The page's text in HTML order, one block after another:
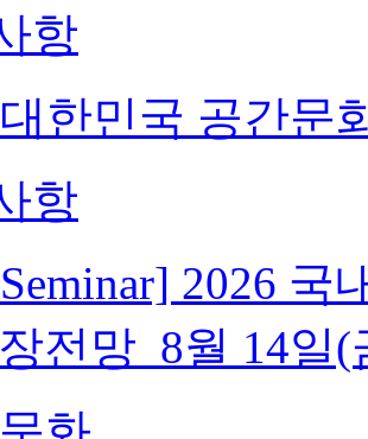
항
한민국 공간문
항
2026 국
전망_8월 14일(